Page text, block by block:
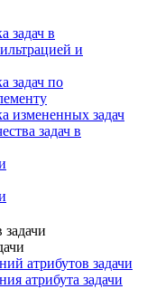
задач в
и
задач по
измененных задач
задач в
задачи
атрибутов задачи
атрибута задачи